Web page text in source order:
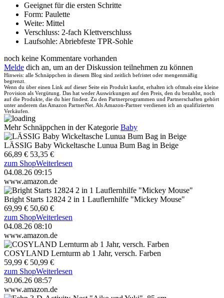
Geeignet für die ersten Schritte
Form: Paulette
Weite: Mittel
Verschluss: 2-fach Klettverschluss
Laufsohle: Abriebfeste TPR-Sohle
noch keine Kommentare vorhanden
Melde dich an, um an der Diskussion teilnehmen zu können
Hinweis: alle Schnäppchen in diesem Blog sind zeitlich befristet oder mengenmäßig
begrenzt.
Wenn du über einen Link auf dieser Seite ein Produkt kaufst, erhalten ich oftmals eine kleine
Provision als Vergütung. Das hat weder Auswirkungen auf den Preis, den du bezahlst, noch
auf die Produkte, die du hier findest. Zu den Partnerprogrammen und Partnerschaften gehört
unter anderem das Amazon PartnerNet. Als Amazon-Partner verdienen ich an qualifizierten
Verkäufen.
Mehr Schnäppchen in der Kategorie Baby
LÄSSIG Baby Wickeltasche Lunua Bum Bag in Beige
66,89 € 53,35 €
zum ShopWeiterlesen
04.08.26 09:15
www.amazon.de
Bright Starts 12824 2 in 1 Lauflernhilfe "Mickey Mouse"
69,99 € 50,60 €
zum ShopWeiterlesen
04.08.26 08:10
www.amazon.de
COSYLAND Lernturm ab 1 Jahr, versch. Farben
59,99 € 50,99 €
zum ShopWeiterlesen
30.06.26 08:57
www.amazon.de